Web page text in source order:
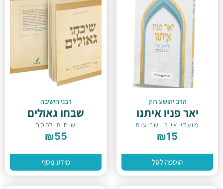
הרב יהושע רוזן
יאר פניו איתנו
מועדי אייר ושבועות
₪15
הוספה לסל
רבני הישיבה
שבחו גאולים
שיחות לפסח
₪55
מידע נוסף